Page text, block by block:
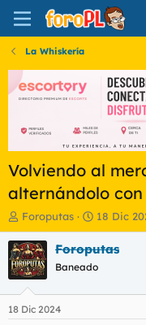
La Whiskería
Volviendo al
alternándolo
I
n
i
c
i
a
d
o
Foroputas
F
e
c
a
i
18 Dic
Foroputas
Baneado
18 Dic 2024